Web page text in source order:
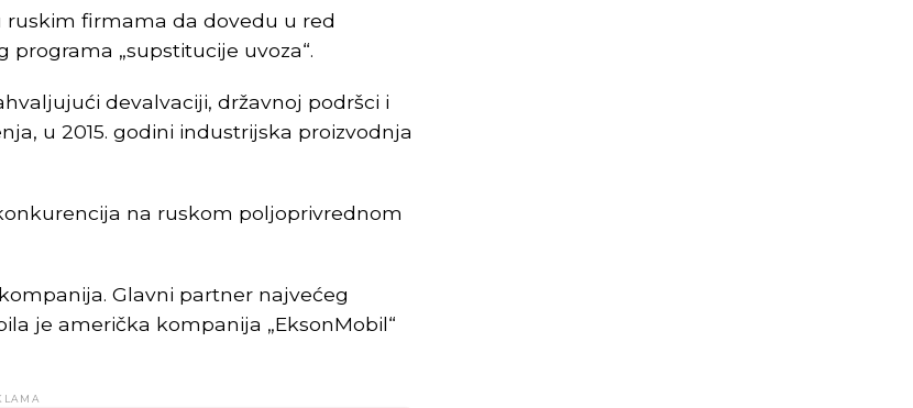
firmama da dovedu u red
„supstitucije uvoza“.
devalvaciji, državnoj podršci i
u 2015. godini industrijska proizvodnja
na ruskom poljoprivrednom
Glavni partner najvećeg
je američka kompanija „EksonMobil“